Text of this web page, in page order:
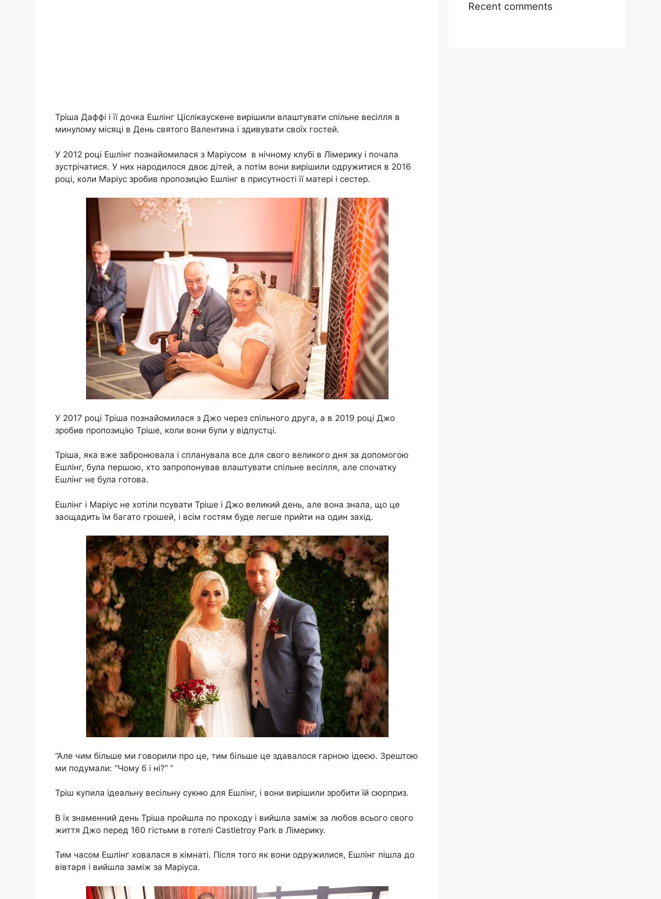
Тріша Даффі і її дочка Ешлінг Ціслікаускене вирішили влаштувати спільне весілля в
минулому місяці в День святого Валентина і здивувати своїх гостей.
У 2012 році Ешлінг познайомилася з Маріусом в нічному клубі в Лімерику і почала
зустрічатися. У них народилося двоє дітей, а потім вони вирішили одружитися в 2016
році, коли Маріус зробив пропозицію Ешлінг в присутності її матері і сестер.
У 2017 році Тріша познайомилася з Джо через спільного друга, а в 2019 році Джо
зробив пропозицію Тріше, коли вони були у відпустці.
Тріша, яка вже забронювала і спланувала все для свого великого дня за допомогою
Ешлінг, була першою, хто запропонував влаштувати спільне весілля, але спочатку
Ешлінг не була готова.
Ешлінг і Маріус не хотіли псувати Тріше і Джо великий день, але вона знала, що це
заощадить їм багато грошей, і всім гостям буде легше прийти на один захід.
“Але чим більше ми говорили про це, тим більше це здавалося гарною ідеєю. Зрештою
ми подумали: “Чому б і ні?” ”
Тріш купила ідеальну весільну сукню для Ешлінг, і вони вирішили зробити їй сюрприз.
В їх знаменний день Тріша пройшла по проходу і вийшла заміж за любов всього свого
життя Джо перед 160 гістьми в готелі Castletroy Park в Лімерику.
Тим часом Ешлінг ховалася в кімнаті. Після того як вони одружилися, Ешлінг пішла до
вівтаря і вийшла заміж за Маріуса.
Recent comments